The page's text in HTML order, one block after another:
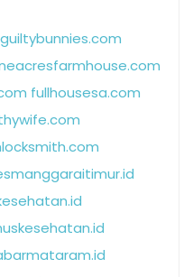
guiltybunnies.com
fullhousesa.com